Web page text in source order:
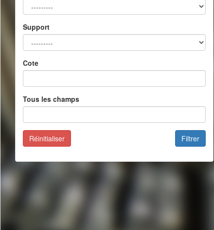
Support
Cote
Tous les champs
Filtrer
Réinitialiser